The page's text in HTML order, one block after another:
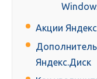
Акции
Яндекс.Диск